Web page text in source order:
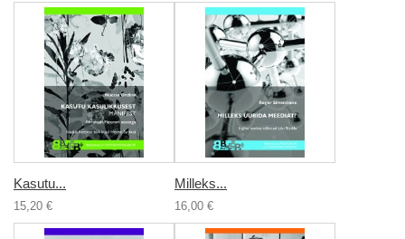
Kasutu...
15,20 €
Milleks...
16,00 €